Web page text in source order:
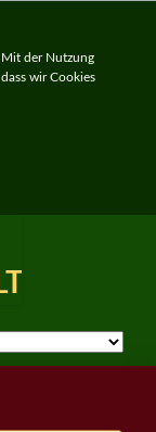
der Nutzung
wir Cookies